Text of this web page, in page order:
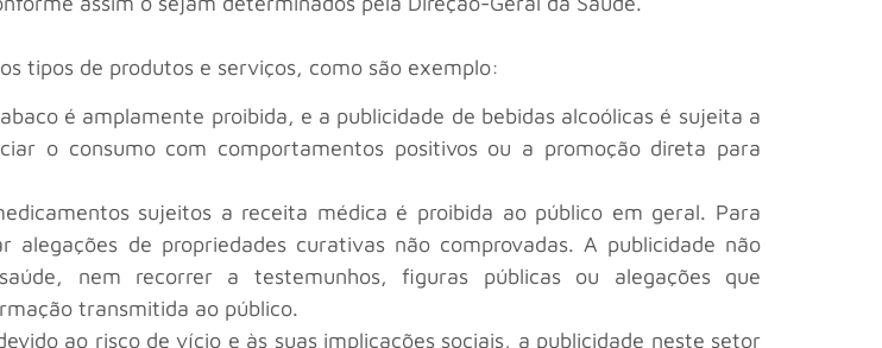
tipos de produtos e serviços, como são exemplo:
é amplamente proibida, e a publicidade de bebidas alcoólicas é sujeita a
o consumo com comportamentos positivos ou a promoção direta para
sujeitos a receita médica é proibida ao público em geral. Para
alegações de propriedades curativas não comprovadas. A publicidade não
nem recorrer a testemunhos, figuras públicas ou alegações que
transmitida ao público.
ao risco de vício e às suas implicações sociais, a publicidade neste setor